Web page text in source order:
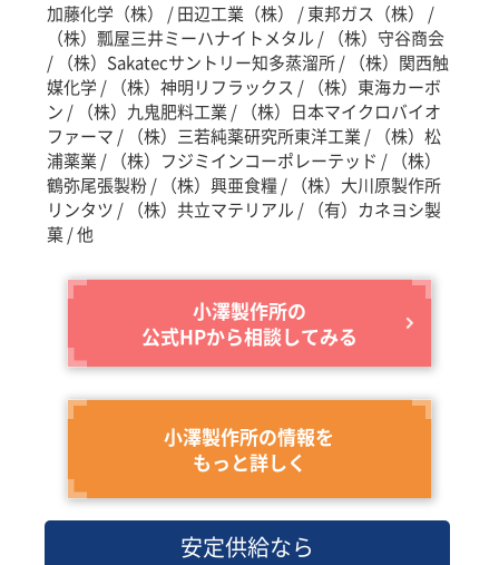
加藤化学（株） / 田辺工業（株） / 東邦ガス（株） /
（株）瓢屋三井ミーハナイトメタル / （株）守谷商会
/ （株）Sakatecサントリー知多蒸溜所 / （株）関西触
媒化学 / （株）神明リフラックス / （株）東海カーボ
ン / （株）九鬼肥料工業 / （株）日本マイクロバイオ
ファーマ / （株）三若純薬研究所東洋工業 / （株）松
浦薬業 / （株）フジミインコーポレーテッド / （株）
鶴弥尾張製粉 / （株）興亜食糧 / （株）大川原製作所
リンタツ / （株）共立マテリアル / （有）カネヨシ製
菓 / 他
小澤製作所の
公式HPから相談してみる
小澤製作所の情報を
もっと詳しく
安定供給なら